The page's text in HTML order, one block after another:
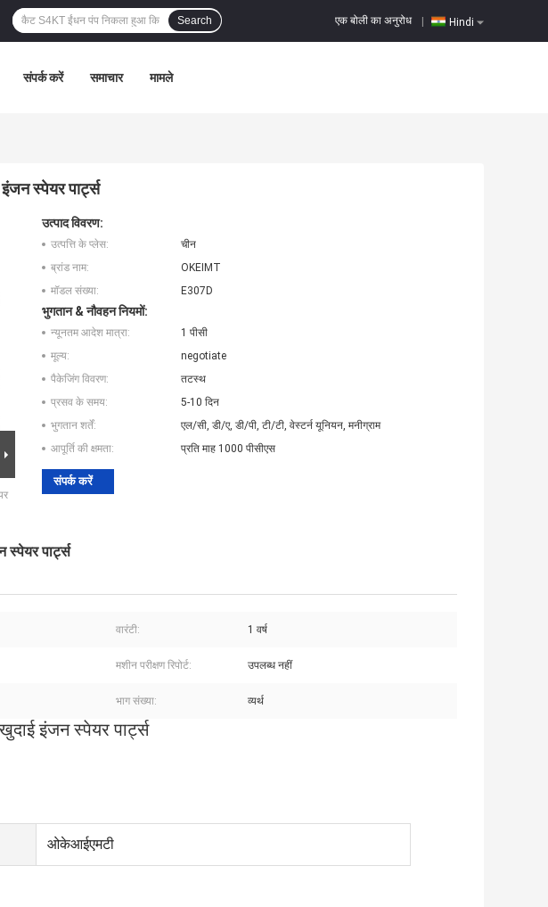
Hindi
एक बोली का अनुरोध
Search
संपर्क करें समाचार मामले
स्पेयर पार्ट्स
उत्पाद विवरण:
उत्पत्ति के प्लेस:
चीन
ब्रांड नाम:
OKEIMT
मॉडल संख्या:
E307D
भुगतान & नौवहन नियमों:
न्यूनतम आदेश मात्रा:
1 पीसी
मूल्य:
negotiate
पैकेजिंग विवरण:
तटस्थ
प्रसव के समय:
5-10 दिन
भुगतान शर्तें:
एल/सी, डी/ए, डी/पी, टी/टी, वेस्टर्न यूनियन, मनीग्राम
आपूर्ति की क्षमता:
प्रति माह 1000 पीसीएस
संपर्क करें
पार्ट्स
वारंटी: 1 वर्ष
मशीन परीक्षण रिपोर्ट: उपलब्ध नहीं
भाग संख्या: व्यर्थ
इंजन स्पेयर पार्ट्स
ओकेआईएमटी